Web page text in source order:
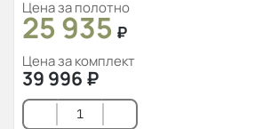
Цена за полотно
25 935 ₽
Цена за комплект
39 996 ₽